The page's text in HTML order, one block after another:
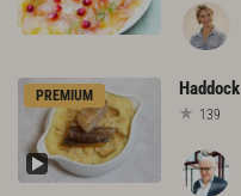
PREMIUM Haddock
139